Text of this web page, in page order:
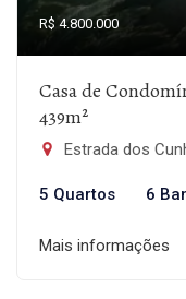
R$ 4.800.000
Casa de
439m²
Estrada dos
5 Quartos 6
Mais informações